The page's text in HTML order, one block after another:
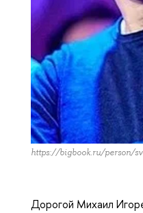
https://bigbook.ru/person/
Дорогой Михаил